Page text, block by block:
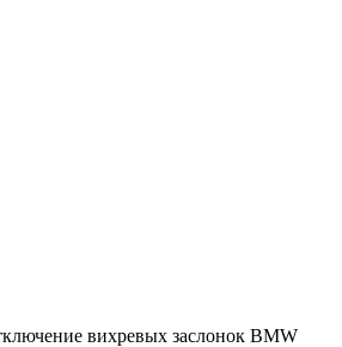
вихревых заслонок BMW